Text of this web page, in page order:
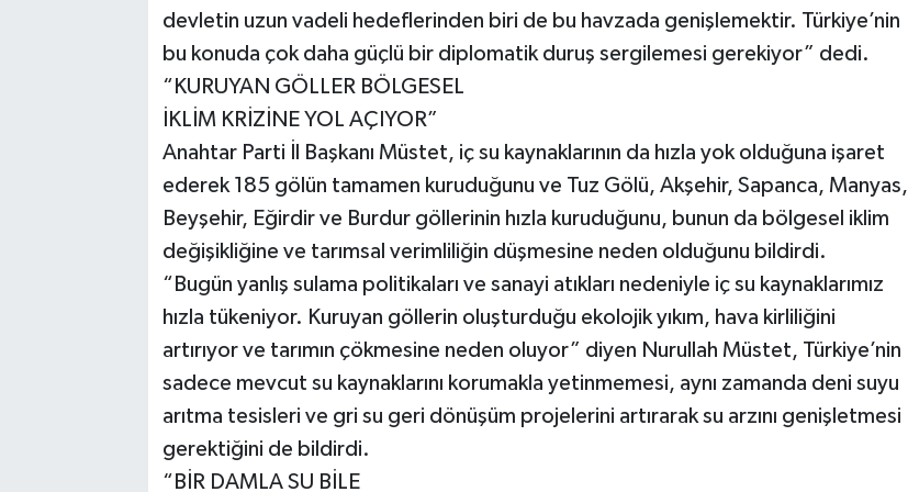
devletin uzun vadeli hedeflerinden biri de bu havzada genişlemektir. Türkiye’nin
bu konuda çok daha güçlü bir diplomatik duruş sergilemesi gerekiyor” dedi.
“KURUYAN GÖLLER BÖLGESEL
İKLİM KRİZİNE YOL AÇIYOR”
Anahtar Parti İl Başkanı Müstet, iç su kaynaklarının da hızla yok olduğuna işaret
ederek 185 gölün tamamen kuruduğunu ve Tuz Gölü, Akşehir, Sapanca, Manyas,
Beyşehir, Eğirdir ve Burdur göllerinin hızla kuruduğunu, bunun da bölgesel iklim
değişikliğine ve tarımsal verimliliğin düşmesine neden olduğunu bildirdi.
“Bugün yanlış sulama politikaları ve sanayi atıkları nedeniyle iç su kaynaklarımız
hızla tükeniyor. Kuruyan göllerin oluşturduğu ekolojik yıkım, hava kirliliğini
artırıyor ve tarımın çökmesine neden oluyor” diyen Nurullah Müstet, Türkiye’nin
sadece mevcut su kaynaklarını korumakla yetinmemesi, aynı zamanda deni suyu
arıtma tesisleri ve gri su geri dönüşüm projelerini artırarak su arzını genişletmesi
gerektiğini de bildirdi.
“BİR DAMLA SU BİLE